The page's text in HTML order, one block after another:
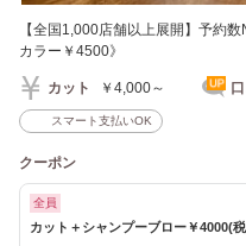
【全国1,000店舗以上展開】予約
カラー￥4500》
カット ￥4,000～
スマート支払いOK
クーポン
全員
カット＋シャンプーブロー￥4000(